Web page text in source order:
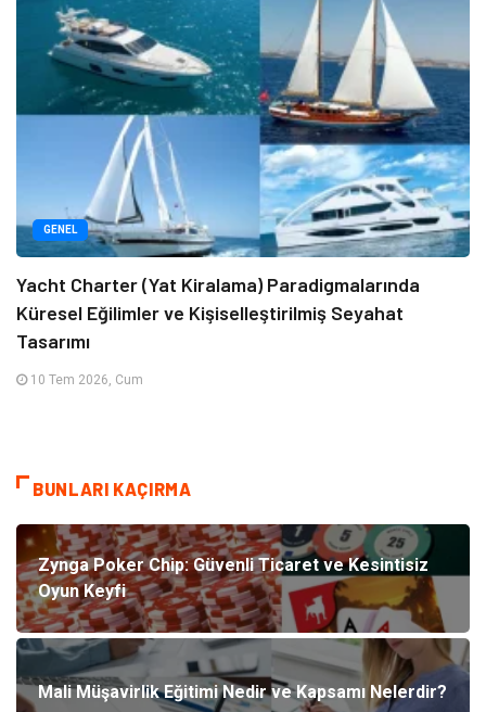
GENEL
Yacht Charter (Yat Kiralama) Paradigmalarında
Küresel Eğilimler ve Kişiselleştirilmiş Seyahat
Tasarımı
10 Tem 2026, Cum
BUNLARI KAÇIRMA
Zynga Poker Chip: Güvenli Ticaret ve Kesintisiz
Oyun Keyfi
Mali Müşavirlik Eğitimi Nedir ve Kapsamı Nelerdir?